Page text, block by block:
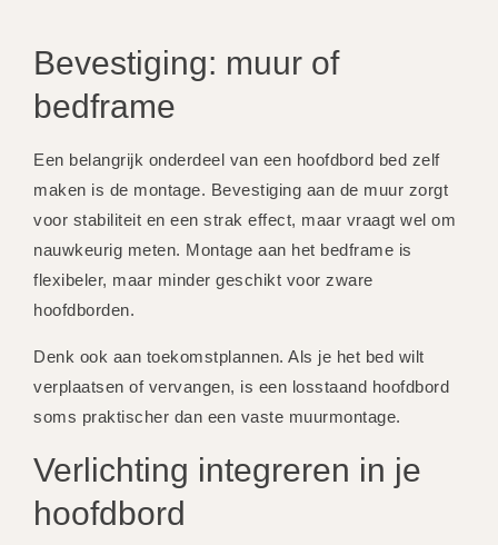
Bevestiging: muur of
bedframe
Een belangrijk onderdeel van een hoofdbord bed zelf
maken is de montage. Bevestiging aan de muur zorgt
voor stabiliteit en een strak effect, maar vraagt wel om
nauwkeurig meten. Montage aan het bedframe is
flexibeler, maar minder geschikt voor zware
hoofdborden.
Denk ook aan toekomstplannen. Als je het bed wilt
verplaatsen of vervangen, is een losstaand hoofdbord
soms praktischer dan een vaste muurmontage.
Verlichting integreren in je
hoofdbord